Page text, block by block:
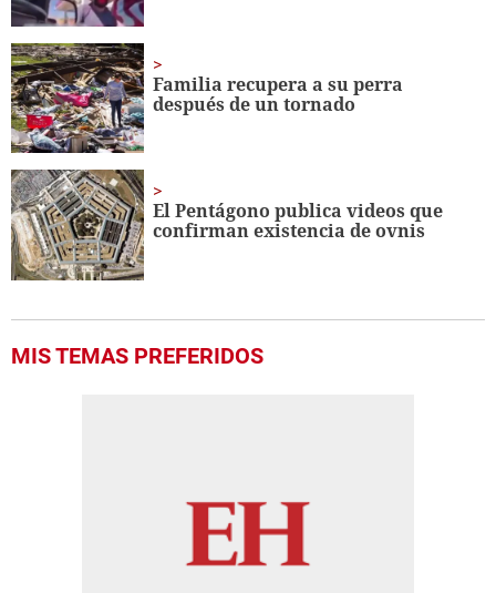
Familia recupera a su perra
después de un tornado
El Pentágono publica videos que
confirman existencia de ovnis
MIS TEMAS PREFERIDOS